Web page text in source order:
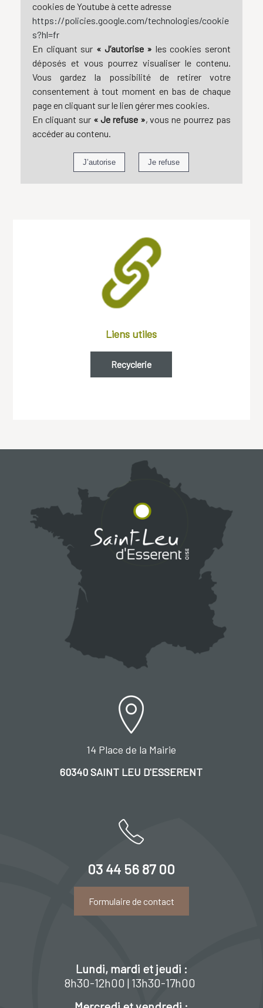
cookies de Youtube à cette adresse
https://policies.google.com/technologies/cookie
s?hl=fr
En cliquant sur « J’autorise » les cookies seront
déposés et vous pourrez visualiser le contenu.
Vous gardez la possibilité de retirer votre
consentement à tout moment en bas de chaque
page en cliquant sur le lien gérer mes cookies.
En cliquant sur « Je refuse », vous ne pourrez pas
accéder au contenu.
Liens utiles
Recyclerie
14 Place de la Mairie
60340 SAINT LEU D'ESSERENT
03 44 56 87 00
Formulaire de contact
Lundi, mardi et jeudi :
8h30-12h00 | 13h30-17h00